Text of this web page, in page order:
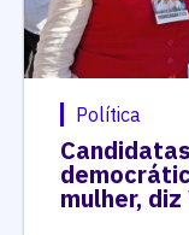
Política
mulher,